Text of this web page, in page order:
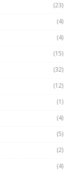
(23)
(4)
(4)
(15)
(32)
(12)
(1)
(4)
(5)
(2)
(4)